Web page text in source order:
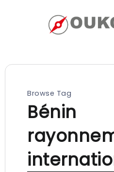
Browse Tag
Bénin